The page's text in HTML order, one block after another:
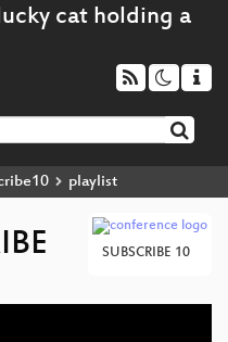
playlist
SUBSCRIBE 10